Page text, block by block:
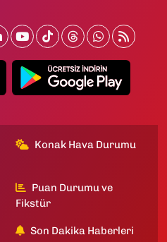
Konak Hava Durumu
Puan Durumu ve
Fikstür
Son Dakika Haberleri